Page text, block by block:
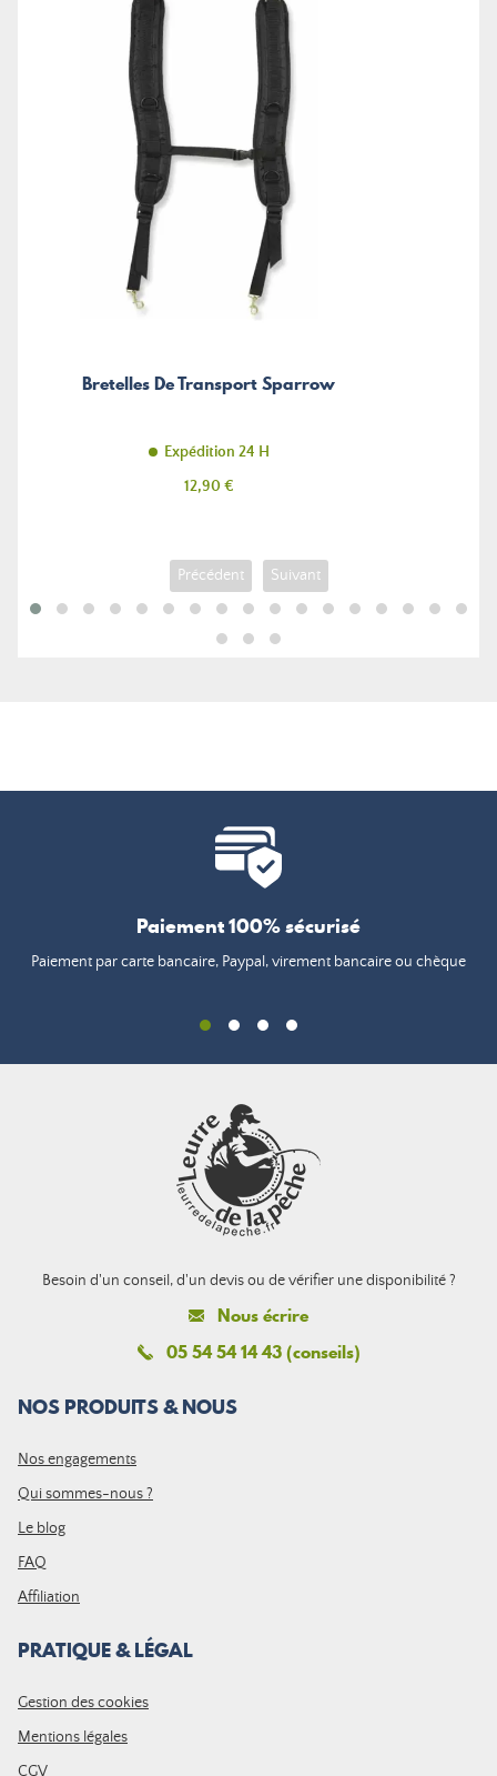
Bretelles De Transport Sparrow
Expédition 24 H
Prix
12,90 €
Précédent Suivant
Paiement 100% sécurisé
Paiement par carte bancaire, Paypal, virement bancaire ou chèque
Besoin d'un conseil, d'un devis ou de vérifier une disponibilité ?
Nous écrire
05 54 54 14 43 (conseils)
NOS PRODUITS & NOUS
Nos engagements
Qui sommes-nous ?
Le blog
FAQ
Affiliation
PRATIQUE & LÉGAL
Gestion des cookies
Mentions légales
CGV